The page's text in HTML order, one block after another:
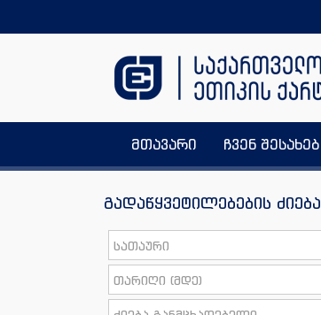
მთავარი ჩვენ შესახებ
გადაწყვეტილებების ძიება